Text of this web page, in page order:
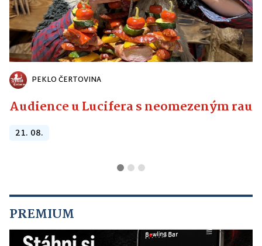
PEKLO ČERTOVINA
Audience u Lucifera s neomezeným
21. 08.
PREMIUM